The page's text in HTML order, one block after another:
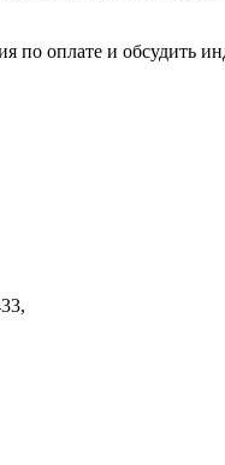
по оплате и обсудить